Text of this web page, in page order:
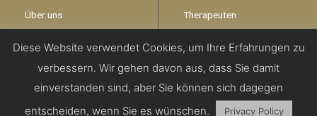
Über uns
Garantie
Disclaimer
Datenschutzerklärung
Therapeuten
kontaktieren Sie uns
Diese Website verwendet Cookies, um Ihre Erfahrungen zu
verbessern. Wir gehen davon aus, dass Sie damit
einverstanden sind, aber Sie können sich dagegen
entscheiden, wenn Sie es wünschen.
Privacy Policy